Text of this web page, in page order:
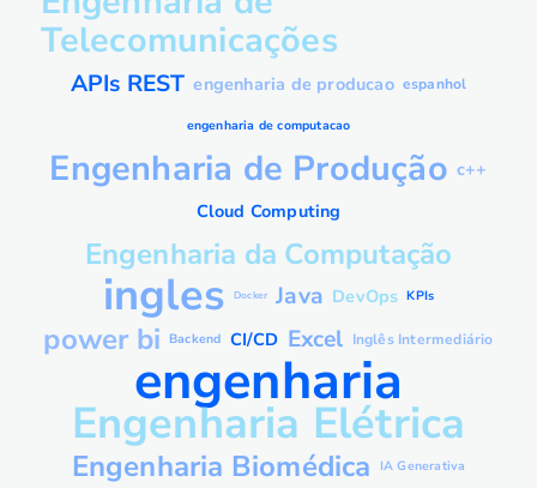
Telecomunicações
APIs REST engenharia de producao espanhol
engenharia de computacao
Engenharia de Produção c++
Cloud Computing
Engenharia da Computação
ingles Docker Java DevOps KPIs
power bi Backend CI/CD Excel Inglês Intermediário
engenharia
Engenharia Elétrica
Engenharia Biomédica IA Generativa